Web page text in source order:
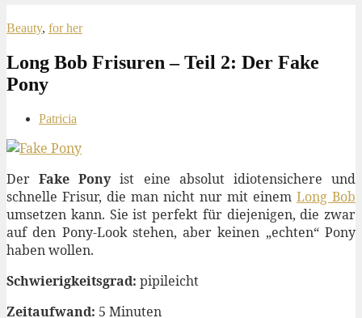
Beauty, for her
Long Bob Frisuren – Teil 2: Der Fake
Pony
Patricia
DerFake Ponyist eine absolut idiotensichere und
schnelle Frisur, die man nicht nur mit einem Long Bob
umsetzen kann. Sie ist perfekt für diejenigen, die zwar
auf den Pony-Look stehen, aber keinen „echten“ Pony
haben wollen.
Schwierigkeitsgrad: pipileicht
Zeitaufwand: 5 Minuten